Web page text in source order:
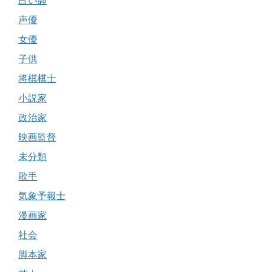
声優
女優
子供
将棋棋士
小説家
政治家
映画監督
未分類
歌手
気象予報士
漫画家
社会
脚本家